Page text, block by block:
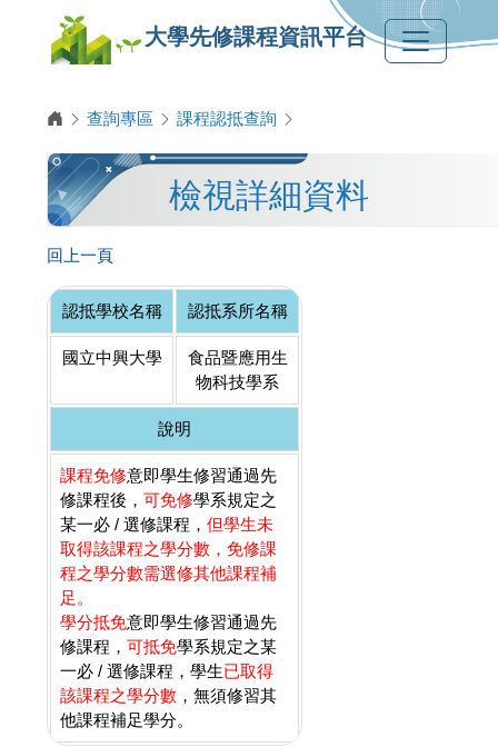
大學先修課程資訊平台
查詢專區 課程認抵查詢
檢視詳細資料
回上一頁
認抵學校名稱 認抵系所名稱
國立中興大學
食品暨應用生
物科技學系
說明
課程免修意即學生修習通過先
修課程後， 可免修學系規定之
某一必 / 選修課程， 但學生未
取得該課程之學分數，免修課
程之學分數需選修其他課程補
足。
學分抵免意即學生修習通過先
修課程， 可抵免學系規定之某
一必 / 選修課程，學生已取得
該課程之學分數 ，無須修習其
他課程補足學分。